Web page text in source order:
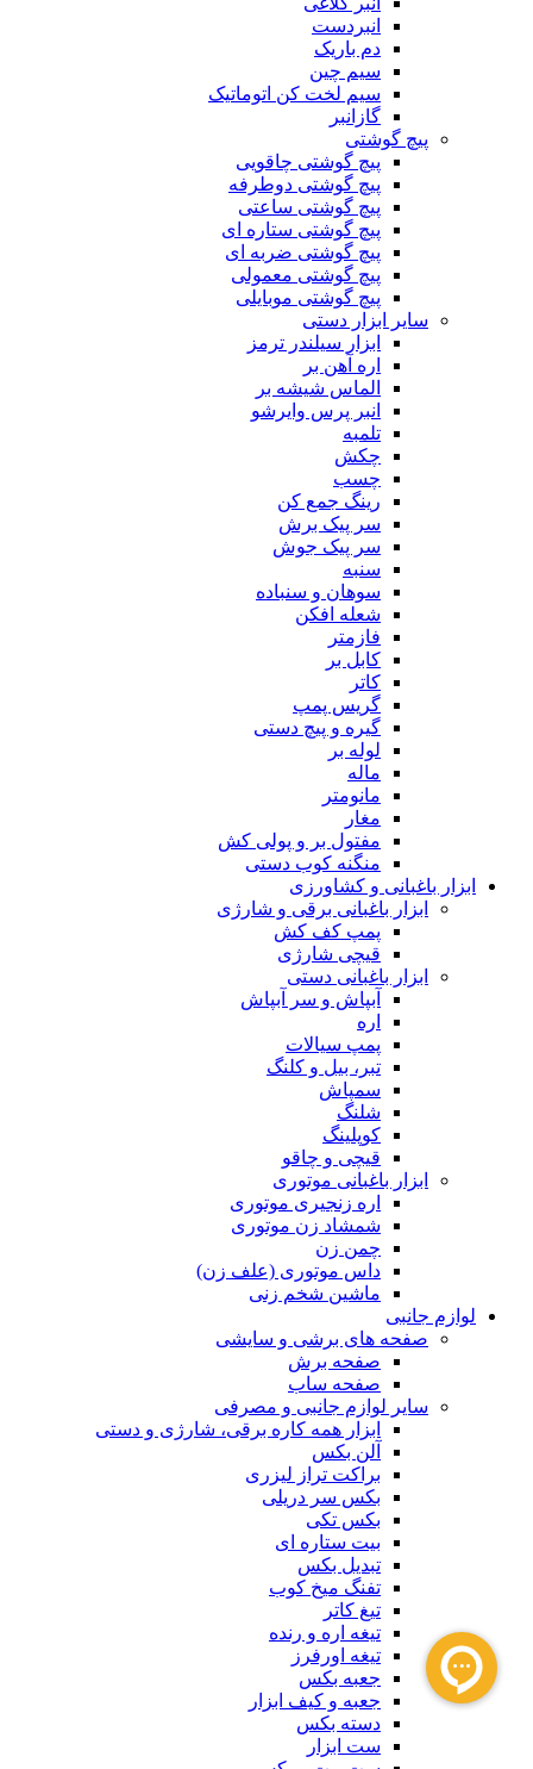
انبردست
دم باریک
سیم چین
سیم لخت کن اتوماتیک
گازانبر
پیچ گوشتی
پیچ گوشتی چاقویی
پیچ گوشتی دوطرفه
پیچ گوشتی ساعتی
پیچ گوشتی ستاره ای
پیچ گوشتی ضربه ای
پیچ گوشتی معمولی
پیچ گوشتی موبایلی
سایر ابزار دستی
ابزار سیلندر ترمز
اره آهن بر
الماس شیشه بر
انبر پرس وایرشو
تلمبه
چکش
چسب
رینگ جمع کن
سر پیک برش
سر پیک جوش
سنبه
سوهان و سنباده
شعله افکن
فازمتر
کابل بر
کاتر
گریس پمپ
گیره و پیچ دستی
لوله بر
ماله
مانومتر
مغار
مفتول بر و پولی کش
منگنه کوب دستی
ابزار باغبانی و کشاورزی
ابزار باغبانی برقی و شارژی
پمپ کف کش
قیچی شارژی
ابزار باغبانی دستی
آبپاش و سر آبپاش
اره
پمپ سیالات
تبر، بیل و کلنگ
سمپاش
شلنگ
کوپلینگ
قیچی و چاقو
ابزار باغبانی موتوری
اره زنجیری موتوری
شمشاد زن موتوری
چمن زن
داس موتوری (علف زن)
ماشین شخم زنی
لوازم جانبی
صفحه های برشی و سایشی
صفحه برش
صفحه ساب
سایر لوازم جانبی و مصرفی
ابزار همه کاره برقی، شارژی و دستی
آلن بکس
براکت تراز لیزری
بکس سر دریلی
بکس تکی
بیت ستاره ای
تبدیل بکس
تفنگ میخ کوب
تیغ کاتر
تیغه اره و رنده
تیغه اورفرز
جعبه بکس
جعبه و کیف ابزار
دسته بکس
ست ابزار